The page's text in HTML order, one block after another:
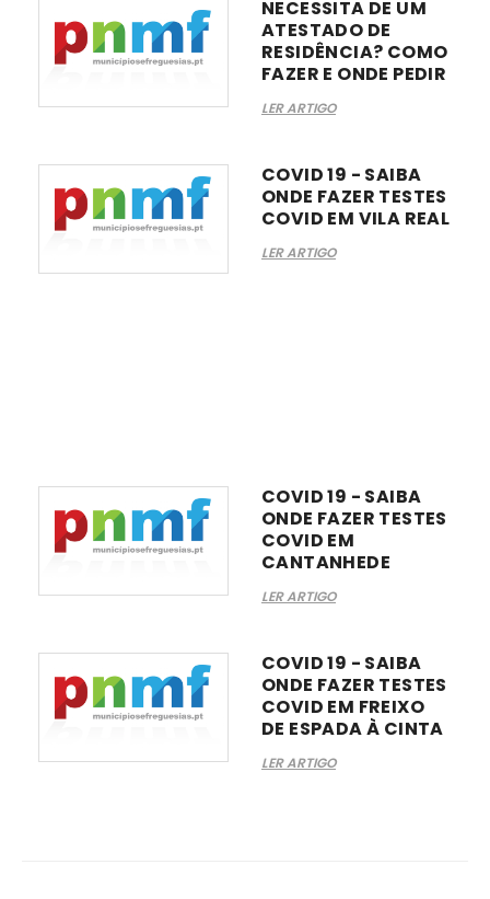
NECESSITA DE UM
ATESTADO DE
RESIDÊNCIA? COMO
FAZER E ONDE PEDIR
LER ARTIGO
COVID 19 - SAIBA
ONDE FAZER TESTES
COVID EM VILA REAL
LER ARTIGO
COVID 19 - SAIBA
ONDE FAZER TESTES
COVID EM
CANTANHEDE
LER ARTIGO
COVID 19 - SAIBA
ONDE FAZER TESTES
COVID EM FREIXO
DE ESPADA À CINTA
LER ARTIGO